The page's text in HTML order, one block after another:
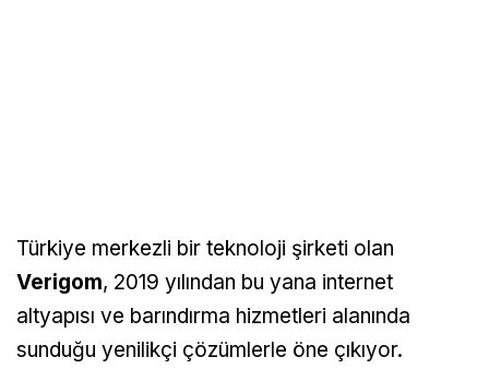
Türkiye merkezli bir teknoloji şirketi olan
Verigom, 2019 yılından bu yana internet
altyapısı ve barındırma hizmetleri alanında
sunduğu yenilikçi çözümlerle öne çıkıyor.